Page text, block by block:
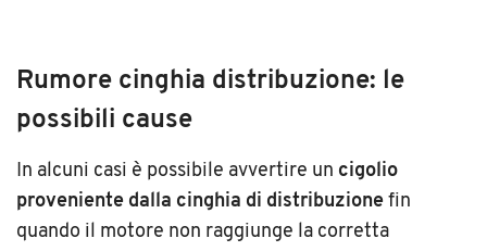
Rumore cinghia distribuzione: le
possibili cause
In alcuni casi è possibile avvertire un cigolio
proveniente dalla cinghia di distribuzione fin
quando il motore non raggiunge la corretta